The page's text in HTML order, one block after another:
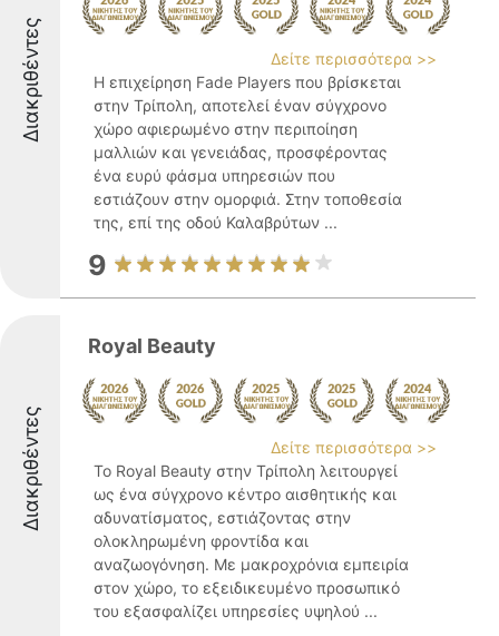
Διακριθέντες
Δείτε περισσότερα >>
Η επιχείρηση Fade Players που βρίσκεται
στην Τρίπολη, αποτελεί έναν σύγχρονο
χώρο αφιερωμένο στην περιποίηση
μαλλιών και γενειάδας, προσφέροντας
ένα ευρύ φάσμα υπηρεσιών που
εστιάζουν στην ομορφιά. Στην τοποθεσία
της, επί της οδού Καλαβρύτων ...
9
Διακριθέντες
Royal Beauty
Δείτε περισσότερα >>
Το Royal Beauty στην Τρίπολη λειτουργεί
ως ένα σύγχρονο κέντρο αισθητικής και
αδυνατίσματος, εστιάζοντας στην
ολοκληρωμένη φροντίδα και
αναζωογόνηση. Με μακροχρόνια εμπειρία
στον χώρο, το εξειδικευμένο προσωπικό
του εξασφαλίζει υπηρεσίες υψηλού ...